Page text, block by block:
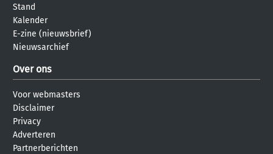
Stand
Kalender
E-zine (nieuwsbrief)
Nieuwsarchief
Over ons
Voor webmasters
Disclaimer
Privacy
Adverteren
Partnerberichten